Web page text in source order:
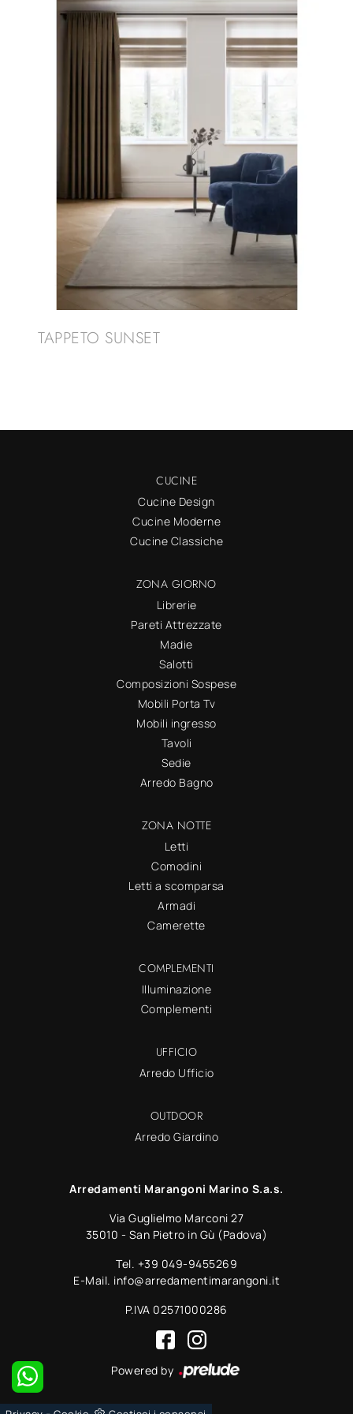
TAPPETO SUNSET
CUCINE
Cucine Design
Cucine Moderne
Cucine Classiche
ZONA GIORNO
Librerie
Pareti Attrezzate
Madie
Salotti
Composizioni Sospese
Mobili Porta Tv
Mobili ingresso
Tavoli
Sedie
Arredo Bagno
ZONA NOTTE
Letti
Comodini
Letti a scomparsa
Armadi
Camerette
COMPLEMENTI
Illuminazione
Complementi
UFFICIO
Arredo Ufficio
OUTDOOR
Arredo Giardino
Arredamenti Marangoni Marino S.a.s.
Via Guglielmo Marconi 27
35010 - San Pietro in Gù (Padova)
Tel. +39 049-9455269
E-Mail. info@arredamentimarangoni.it
P.IVA 02571000286
Powered by